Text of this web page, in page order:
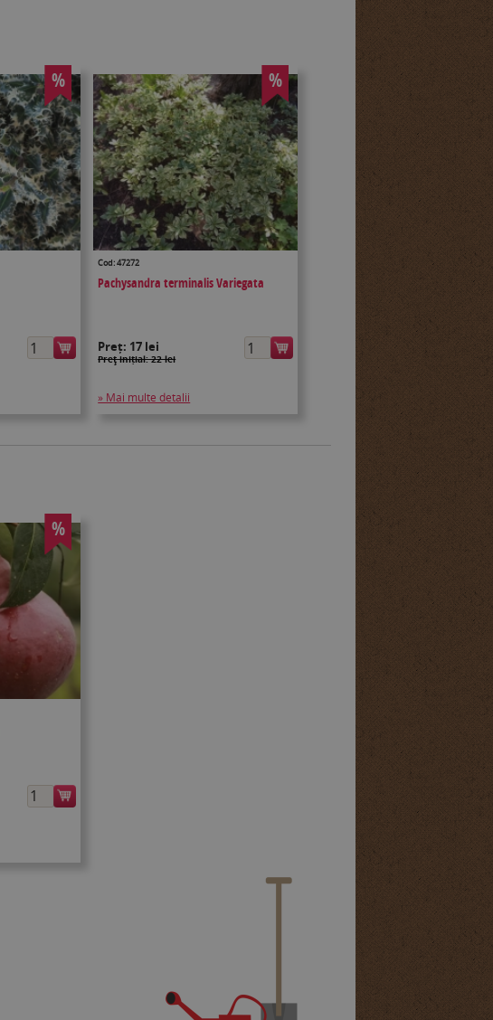
% %
Cod: 47272
Pachysandra terminalis Variegata
Preț: 17 lei
Preţ inițial: 22 lei
» Mai multe detalii
%